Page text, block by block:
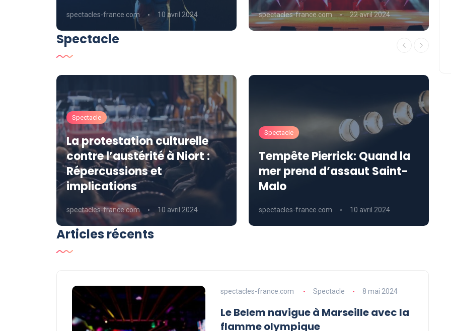
spectacles-france.com 10 avril 2024 spectacles-france.com 22 avril 2024
Spectacle
Spectacle
La protestation culturelle
contre l’austérité à Niort :
Répercussions et
implications
spectacles-france.com 10 avril 2024
Spectacle
Tempête Pierrick: Quand la
mer prend d’assaut Saint-
Malo
spectacles-france.com 10 avril 2024
Articles récents
spectacles-france.com Spectacle 8 mai 2024
Le Belem navigue à Marseille avec la
flamme olympique